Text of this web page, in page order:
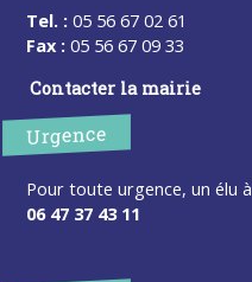
Tel. : 05 56 67 02 61
Fax : 05 56 67 09 33
Contacter la mairie
Urgence
Pour toute urgence, un élu
06 47 37 43 11